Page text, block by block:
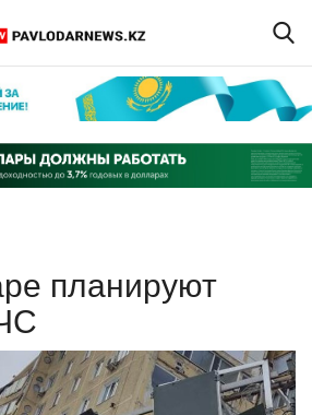
Регистрация
планируют